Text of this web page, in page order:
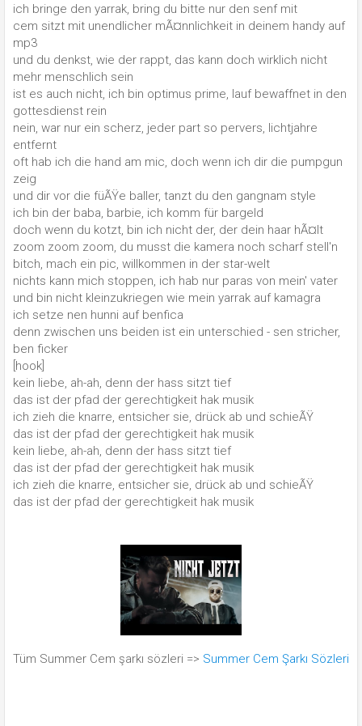
ich bringe den yarrak, bring du bitte nur den senf mit
cem sitzt mit unendlicher mÃ¤nnlichkeit in deinem handy auf
mp3
und du denkst, wie der rappt, das kann doch wirklich nicht
mehr menschlich sein
ist es auch nicht, ich bin optimus prime, lauf bewaffnet in den
gottesdienst rein
nein, war nur ein scherz, jeder part so pervers, lichtjahre
entfernt
oft hab ich die hand am mic, doch wenn ich dir die pumpgun
zeig
und dir vor die füÃŸe baller, tanzt du den gangnam style
ich bin der baba, barbie, ich komm für bargeld
doch wenn du kotzt, bin ich nicht der, der dein haar hÃ¤lt
zoom zoom zoom, du musst die kamera noch scharf stell'n
bitch, mach ein pic, willkommen in der star-welt
nichts kann mich stoppen, ich hab nur paras von mein' vater
und bin nicht kleinzukriegen wie mein yarrak auf kamagra
ich setze nen hunni auf benfica
denn zwischen uns beiden ist ein unterschied - sen stricher,
ben ficker
[hook]
kein liebe, ah-ah, denn der hass sitzt tief
das ist der pfad der gerechtigkeit hak musik
ich zieh die knarre, entsicher sie, drück ab und schieÃŸ
das ist der pfad der gerechtigkeit hak musik
kein liebe, ah-ah, denn der hass sitzt tief
das ist der pfad der gerechtigkeit hak musik
ich zieh die knarre, entsicher sie, drück ab und schieÃŸ
das ist der pfad der gerechtigkeit hak musik
Tüm Summer Cem şarkı sözleri => Summer Cem Şarkı Sözleri